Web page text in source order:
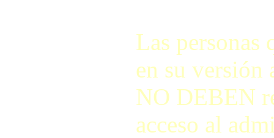
Las personas
en su versión
NO DEBEN
acceso al